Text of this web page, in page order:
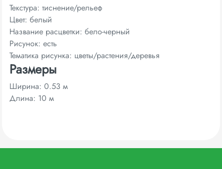
Текстура: тиснение/рельеф
Цвет: белый
Название расцветки: бело-черный
Рисунок: есть
Тематика рисунка: цветы/растения/деревья
Размеры
Ширина: 0.53 м
Длина: 10 м